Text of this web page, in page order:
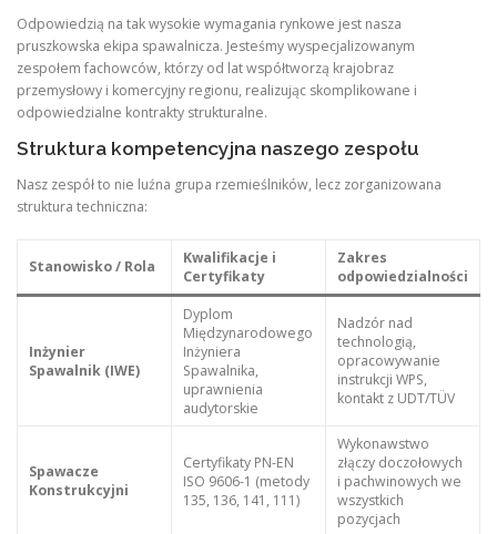
Odpowiedzią na tak wysokie wymagania rynkowe jest nasza
pruszkowska ekipa spawalnicza. Jesteśmy wyspecjalizowanym
zespołem fachowców, którzy od lat współtworzą krajobraz
przemysłowy i komercyjny regionu, realizując skomplikowane i
odpowiedzialne kontrakty strukturalne.
Struktura kompetencyjna naszego zespołu
Nasz zespół to nie luźna grupa rzemieślników, lecz zorganizowana
struktura techniczna:
Stanowisko / Rola
Kwalifikacje i
Certyfikaty
Zakres
odpowiedzialności
Inżynier
Spawalnik (IWE)
Dyplom
Międzynarodowego
Inżyniera
Spawalnika,
uprawnienia
audytorskie
Nadzór nad
technologią,
opracowywanie
instrukcji WPS,
kontakt z UDT/TÜV
Spawacze
Konstrukcyjni
Certyfikaty PN-EN
ISO 9606-1 (metody
135, 136, 141, 111)
Wykonawstwo
złączy doczołowych
i pachwinowych we
wszystkich
pozycjach